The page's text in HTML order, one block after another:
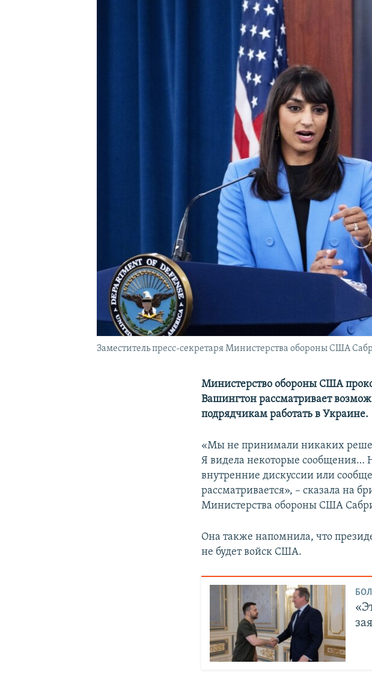
Заместитель пресс-секретаря Министерства обороны США
Министерство обороны США
Вашингтон рассматривает
подрядчикам работать в Украине.
«Мы не принимали никаких
Я видела некоторые сообщения…
внутренние дискуссии или
рассматривается», – сказала на
Министерства обороны США
Она также напомнила, что
не будет войск США.